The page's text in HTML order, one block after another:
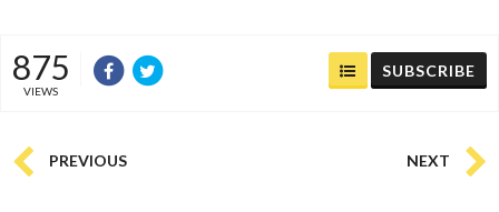
875
VIEWS
SUBSCRIBE
PREVIOUS NEXT